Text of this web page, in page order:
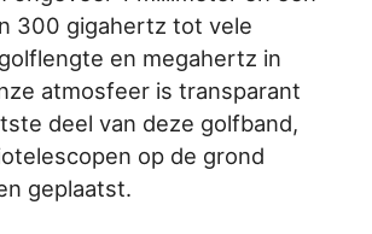
300 gigahertz tot vele
en megahertz in
atmosfeer is transparant
deel van deze golfband,
op de grond
geplaatst.